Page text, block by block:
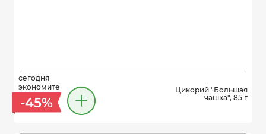
сегодня
экономите
-45%
Цикорий "Большая
чашка", 85 г